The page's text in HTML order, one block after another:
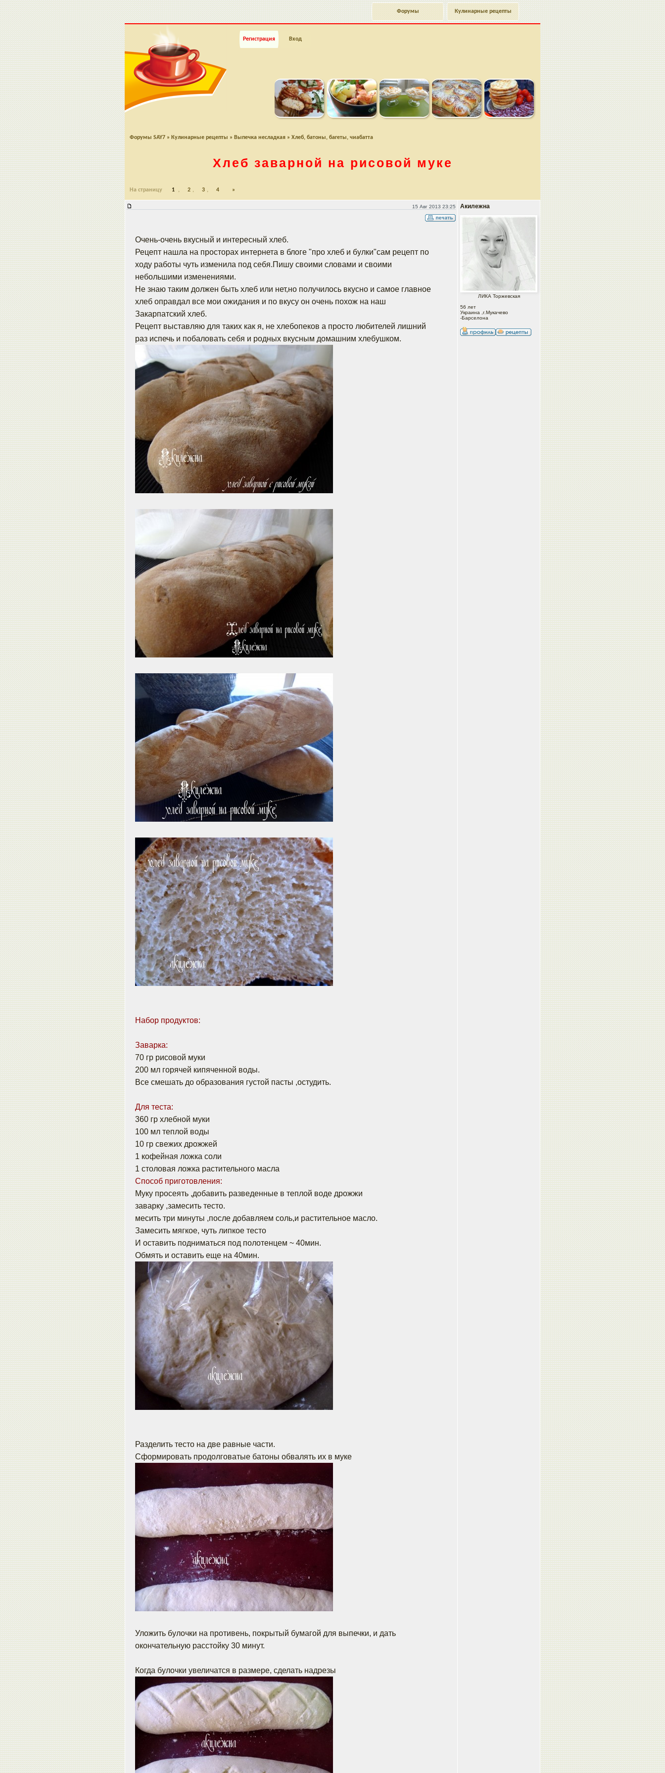
Кулинарные рецепты
Форумы
Регистрация Вход
Форумы SAY7 » Кулинарные рецепты » Выпечка несладкая » Хлеб, батоны, багеты, чиабатта
Хлеб заварной на рисовой муке
На страницу 1 , 2 , 3 , 4 »
15 Авг 2013 23:25 Акилежна
ЛИКА Торжевская
56 лет
Украина ,г.Мукачево
-Барселона
Очень-очень вкусный и интересный хлеб.
Рецепт нашла на просторах интернета в блоге "про хлеб и булки"сам рецепт по
ходу работы чуть изменила под себя.Пишу своими словами и своими
небольшими изменениями.
Не знаю таким должен быть хлеб или нет,но получилось вкусно и самое главное
хлеб оправдал все мои ожидания и по вкусу он очень похож на наш
Закарпатский хлеб.
Рецепт выставляю для таких как я, не хлебопеков а просто любителей лишний
раз испечь и побаловать себя и родных вкусным домашним хлебушком.
Набор продуктов:
Заварка:
70 гр рисовой муки
200 мл горячей кипяченной воды.
Все смешать до образования густой пасты ,остудить.
Для теста:
360 гр хлебной муки
100 мл теплой воды
10 гр свежих дрожжей
1 кофейная ложка соли
1 столовая ложка растительного масла
Способ приготовления:
Муку просеять ,добавить разведенные в теплой воде дрожжи
заварку ,замесить тесто.
месить три минуты ,после добавляем соль,и растительное масло.
Замесить мягкое, чуть липкое тесто
И оставить подниматься под полотенцем ~ 40мин.
Обмять и оставить еще на 40мин.
Разделить тесто на две равные части.
Сформировать продолговатые батоны обвалять их в муке
Уложить булочки на противень, покрытый бумагой для выпечки, и дать
окончательную расстойку 30 минут.
Когда булочки увеличатся в размере, сделать надрезы